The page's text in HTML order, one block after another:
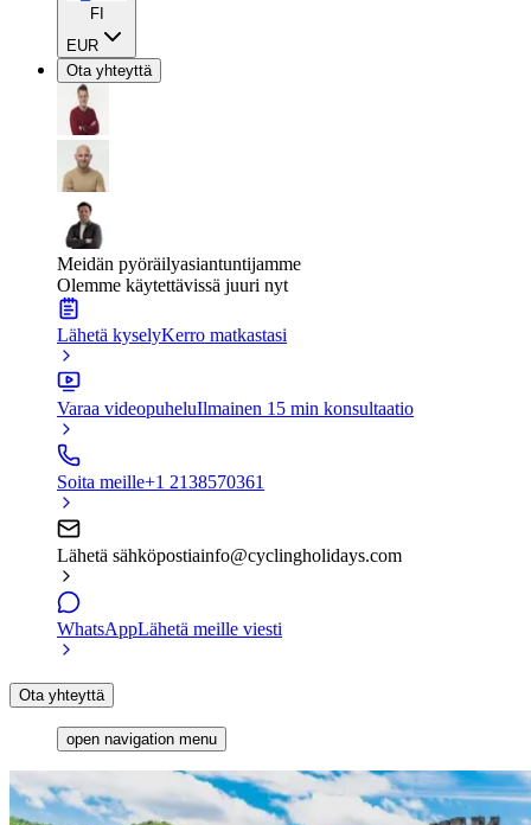
FI
EUR
Ota yhteyttä
Meidän pyöräilyasiantuntijamme
Olemme käytettävissä juuri nyt
Lähetä kyselyKerro matkastasi
Varaa videopuheluIlmainen 15 min konsultaatio
Soita meille+1 2138570361
Lähetä sähköpostiainfo@cyclingholidays.com
WhatsAppLähetä meille viesti
Ota yhteyttä
open navigation menu